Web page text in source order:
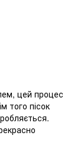
цей процес
того пісок